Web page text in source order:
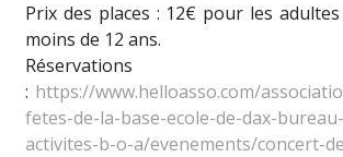
Prix des places : 12€ pour les
moins de 12 ans.
: https://www.helloasso.com/
fetes-de-la-base-ecole-de-dax-
activites-b-o-a/evenements/concert-